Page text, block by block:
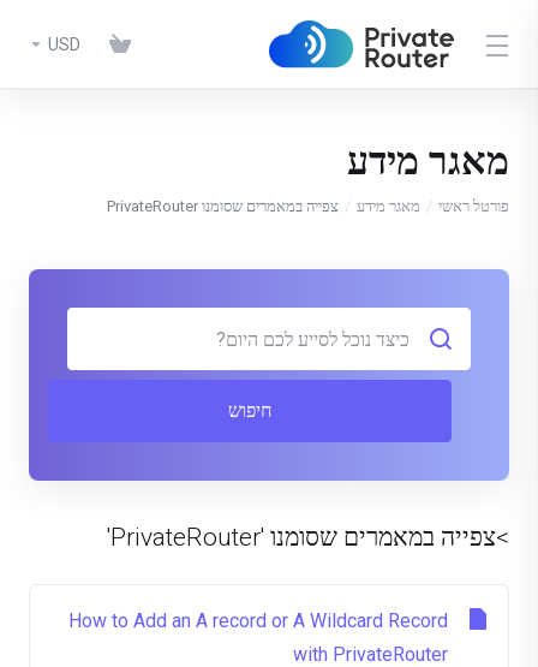
USD
מאגר מידע
פורטל ראשי מאגר מידע צפייה במאמרים שסומנו PrivateRouter
חיפוש
>צפייה במאמרים שסומנו 'PrivateRouter'
How to Add an A record or A Wildcard Record
with PrivateRouter